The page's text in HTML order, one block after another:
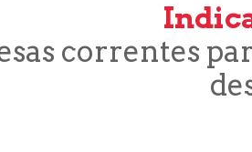
correntes